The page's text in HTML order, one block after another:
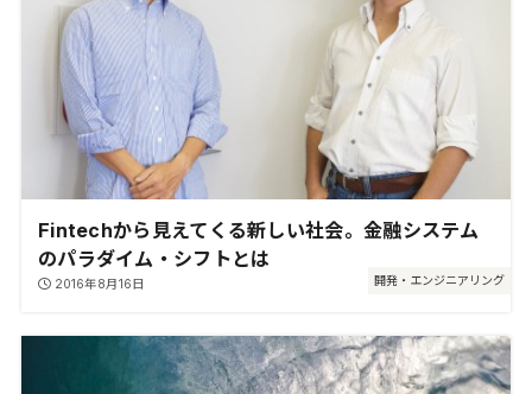
開発・エンジニアリング
Fintechから見えてくる新しい社会。金融システム
のパラダイム・シフトとは
2016年8月16日